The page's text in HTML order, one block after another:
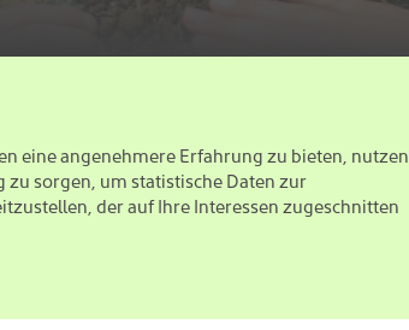
eine angenehmere Erfahrung zu bieten, nutzen
sorgen, um statistische Daten zur
der auf Ihre Interessen zugeschnitten